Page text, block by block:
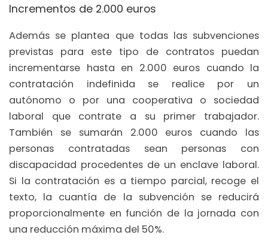
Incrementos de 2.000 euros
Además se plantea que todas las subvenciones
previstas para este tipo de contratos puedan
incrementarse hasta en 2.000 euros cuando la
contratación indefinida se realice por un
autónomo o por una cooperativa o sociedad
laboral que contrate a su primer trabajador.
También se sumarán 2.000 euros cuando las
personas contratadas sean personas con
discapacidad procedentes de un enclave laboral.
Si la contratación es a tiempo parcial, recoge el
texto, la cuantía de la subvención se reducirá
proporcionalmente en función de la jornada con
una reducción máxima del 50%.